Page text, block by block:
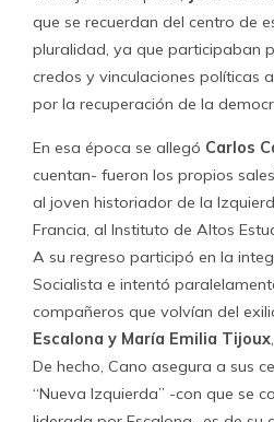
liderada por Escalona- es de su
/ Agencia Uno
para prontamente obtener una
de 1996, la sociedad aumenta
millones e ingresa María
la sociedad, mientras que
con el 51% restante. Diez años
finalmente el salesiano francés
sociedad, con el 49% de la
empresa a denominarse
Limitada”
, con los nombres de
de Estudios del Trabajo.